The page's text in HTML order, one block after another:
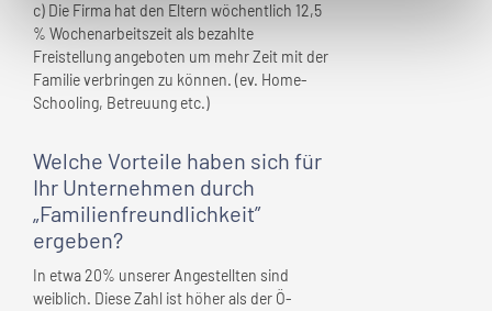
c) Die Firma hat den Eltern wöchentlich 12,5
% Wochenarbeitszeit als bezahlte
Freistellung angeboten um mehr Zeit mit der
Familie verbringen zu können. (ev. Home-
Schooling, Betreuung etc.)
Welche Vorteile haben sich für
Ihr Unternehmen durch
„Familienfreundlichkeit”
ergeben?
In etwa 20% unserer Angestellten sind
weiblich. Diese Zahl ist höher als der Ö-